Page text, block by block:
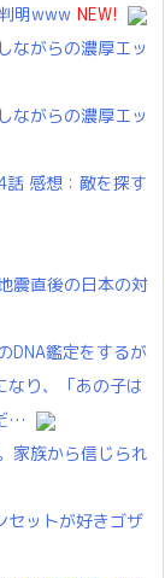
明www NEW!
がらの濃厚エッ
がらの濃厚エッ
感想：敵を探す
震直後の日本の対
DNA鑑定をするが
なり、「あの子は
…
家族から信じられ
セットが好きゴザ